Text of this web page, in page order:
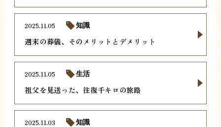
週末の葬儀、そのメリットとデメリット
2025.11.05 知識
祖父を見送った、往復千キロの旅路
2025.11.05 生活
2025.11.03 知識